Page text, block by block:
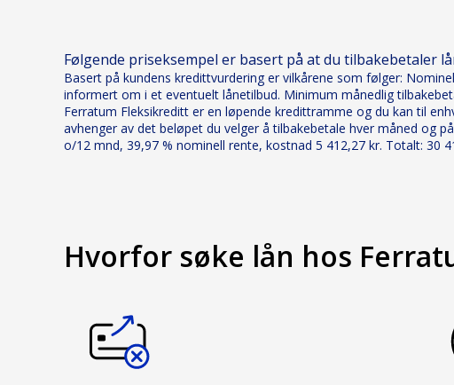
Følgende priseksempel er basert på at du tilbakebetaler
Basert på kundens kredittvurdering er vilkårene som følger:
informert om i et eventuelt lånetilbud. Minimum månedlig
Ferratum Fleksikreditt er en løpende kredittramme og du kan til
avhenger av det beløpet du velger å tilbakebetale hver måned og
o/12 mnd, 39,97 % nominell rente, kostnad 5 412,27 kr. Totalt: 30
Hvorfor søke lån hos